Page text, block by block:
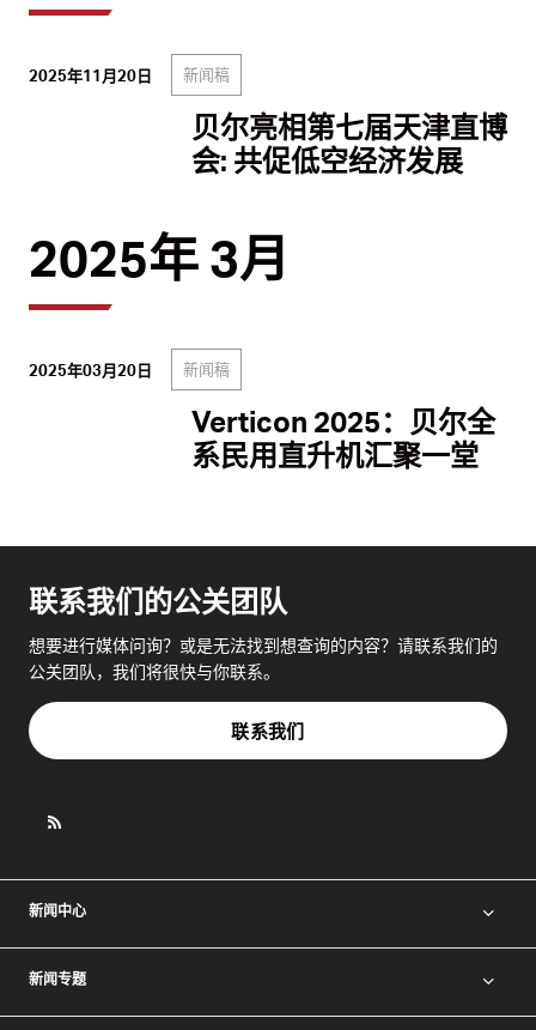
2025年11月20日 新闻稿
贝尔亮相第七届天津直博
会: 共促低空经济发展
2025年 3月
2025年03月20日 新闻稿
Verticon 2025：贝尔全
系民用直升机汇聚一堂
联系我们的公关团队
想要进行媒体问询？或是无法找到想查询的内容？请联系我们的
公关团队，我们将很快与你联系。
联系我们
新闻中心
新闻专题